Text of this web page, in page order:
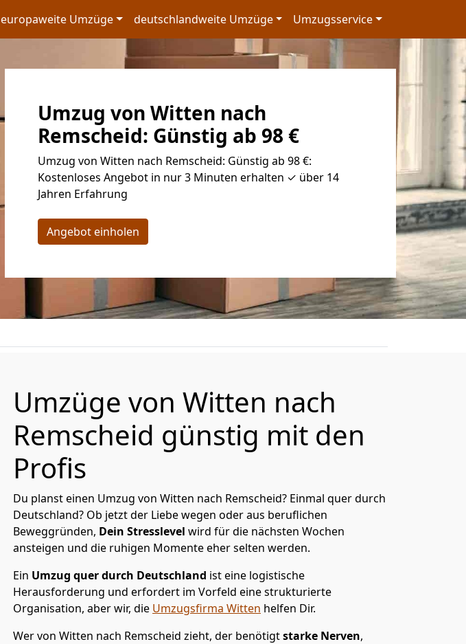
europaweite Umzüge deutschlandweite Umzüge Umzugsservice
Umzug von Witten nach
Remscheid: Günstig ab 98 €
Umzug von Witten nach Remscheid: Günstig ab 98 €:
Kostenloses Angebot in nur 3 Minuten erhalten ✓ über 14
Jahren Erfahrung
Angebot einholen
Umzüge von Witten nach
Remscheid günstig mit den
Profis
Du planst einen Umzug von Witten nach Remscheid? Einmal quer durch
Deutschland? Ob jetzt der Liebe wegen oder aus beruflichen
Beweggründen, Dein Stresslevel wird für die nächsten Wochen
ansteigen und die ruhigen Momente eher selten werden.
Ein Umzug quer durch Deutschland ist eine logistische
Herausforderung und erfordert im Vorfeld eine strukturierte
Organisation, aber wir, die Umzugsfirma Witten helfen Dir.
Wer von Witten nach Remscheid zieht, der benötigtstarke Nerven,